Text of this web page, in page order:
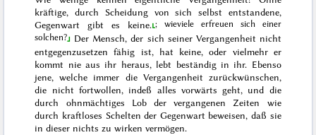
kräftige, durch Scheidung von sich selbst entstandene,
Gegenwart gibt es keine. ; wieviele erfreuen sich einer
solchen?
Der Mensch, der sich seiner Vergangenheit nicht
entgegenzusetzen fähig ist, hat keine, oder vielmehr er
kommt nie aus ihr heraus, lebt beständig in ihr. Ebenso
jene, welche immer die Vergangenheit zurückwünschen,
die nicht fortwollen, indeß alles vorwärts geht, und die
durch ohnmächtiges Lob der vergangenen Zeiten wie
durch kraftloses Schelten der Gegenwart beweisen, daß sie
in dieser nichts zu wirken vermögen.